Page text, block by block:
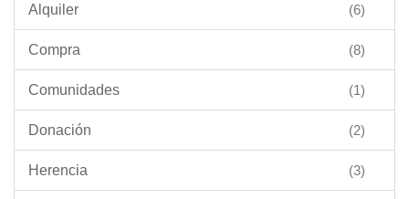
Alquiler (6)
Compra (8)
Comunidades (1)
Donación (2)
Herencia (3)